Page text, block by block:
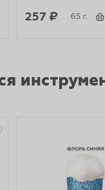
257 ₽ 65 г.